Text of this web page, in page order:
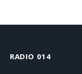
RADIO 014